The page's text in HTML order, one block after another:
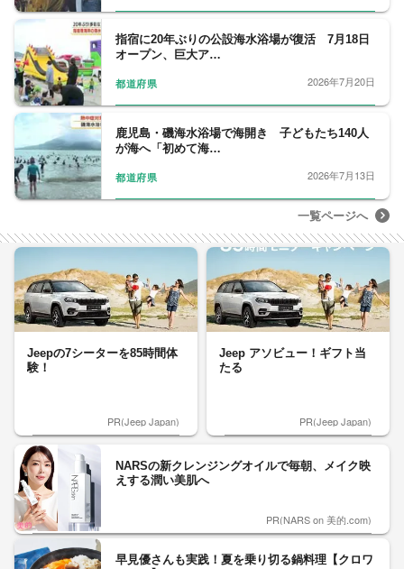
指宿に20年ぶりの公設海水浴場が復活 7月18日
オープン、巨大ア…
都道府県 2026年7月20日
鹿児島・磯海水浴場で海開き 子どもたち140人
が海へ「初めて海…
都道府県 2026年7月13日
一覧ページへ
Jeepの7シーターを85時間体
験！
PR(Jeep Japan)
Jeep アソビュー！ギフト当
たる
PR(Jeep Japan)
NARSの新クレンジングオイルで毎朝、メイク映
えする潤い美肌へ
PR(NARS on 美的.com)
早見優さんも実践！夏を乗り切る鍋料理【クロワ